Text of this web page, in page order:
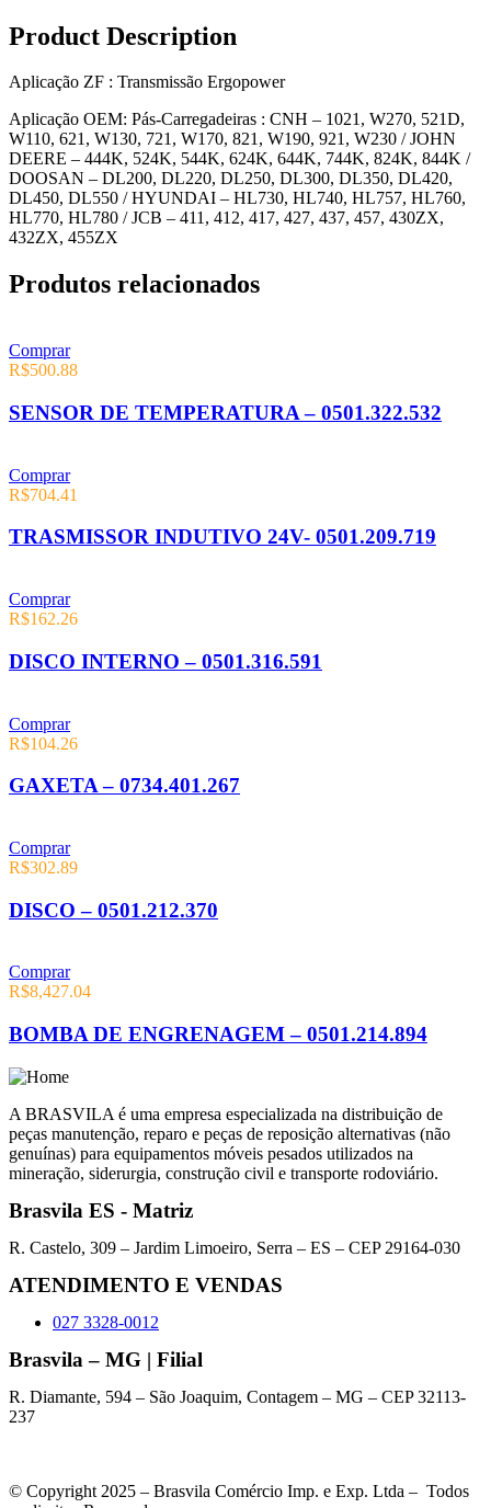
Product Description
Aplicação ZF : Transmissão Ergopower
Aplicação OEM: Pás-Carregadeiras : CNH – 1021, W270, 521D,
W110, 621, W130, 721, W170, 821, W190, 921, W230 / JOHN
DEERE – 444K, 524K, 544K, 624K, 644K, 744K, 824K, 844K /
DOOSAN – DL200, DL220, DL250, DL300, DL350, DL420,
DL450, DL550 / HYUNDAI – HL730, HL740, HL757, HL760,
HL770, HL780 / JCB – 411, 412, 417, 427, 437, 457, 430ZX,
432ZX, 455ZX
Produtos relacionados
Comprar
R$500.88
SENSOR DE TEMPERATURA – 0501.322.532
Comprar
R$704.41
TRASMISSOR INDUTIVO 24V- 0501.209.719
Comprar
R$162.26
DISCO INTERNO – 0501.316.591
Comprar
R$104.26
GAXETA – 0734.401.267
Comprar
R$302.89
DISCO – 0501.212.370
Comprar
R$8,427.04
BOMBA DE ENGRENAGEM – 0501.214.894
A BRASVILA é uma empresa especializada na distribuição de
peças manutenção, reparo e peças de reposição alternativas (não
genuínas) para equipamentos móveis pesados utilizados na
mineração, siderurgia, construção civil e transporte rodoviário.
Brasvila ES - Matriz
R. Castelo, 309 – Jardim Limoeiro, Serra – ES – CEP 29164-030
ATENDIMENTO E VENDAS
027 3328-0012
Brasvila – MG | Filial
R. Diamante, 594 – São Joaquim, Contagem – MG – CEP 32113-
237
© Copyright 2025 – Brasvila Comércio Imp. e Exp. Ltda – Todos